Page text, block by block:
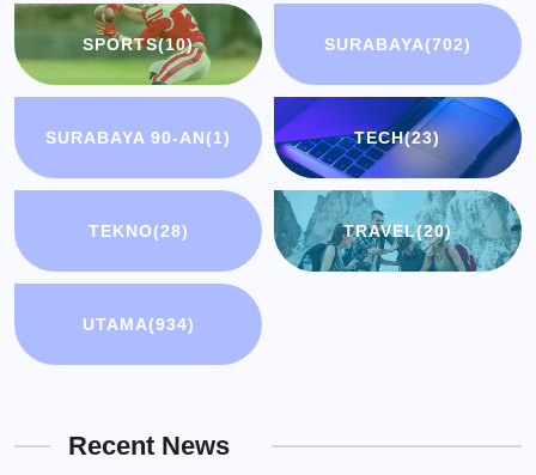
SPORTS(10) SURABAYA(702)
SURABAYA 90-AN(1) TECH(23)
TEKNO(28) TRAVEL(20)
UTAMA(934)
Recent News